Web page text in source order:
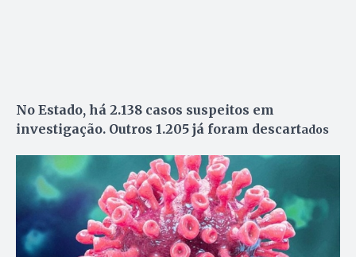
No Estado, há 2.138 casos suspeitos em
investigação. Outros 1.205 já foram descartados